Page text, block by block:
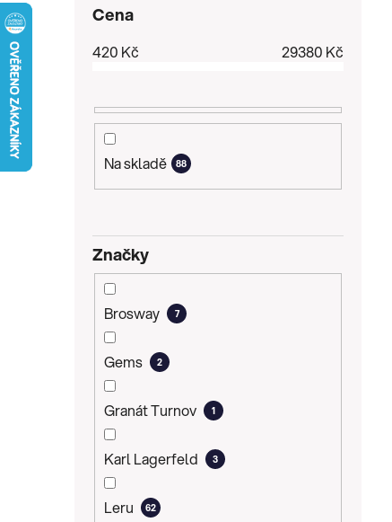
Cena
420 Kč 29380 Kč
Na skladě 88
Značky
Brosway 7
Gems 2
Granát Turnov 1
Karl Lagerfeld 3
Leru 62